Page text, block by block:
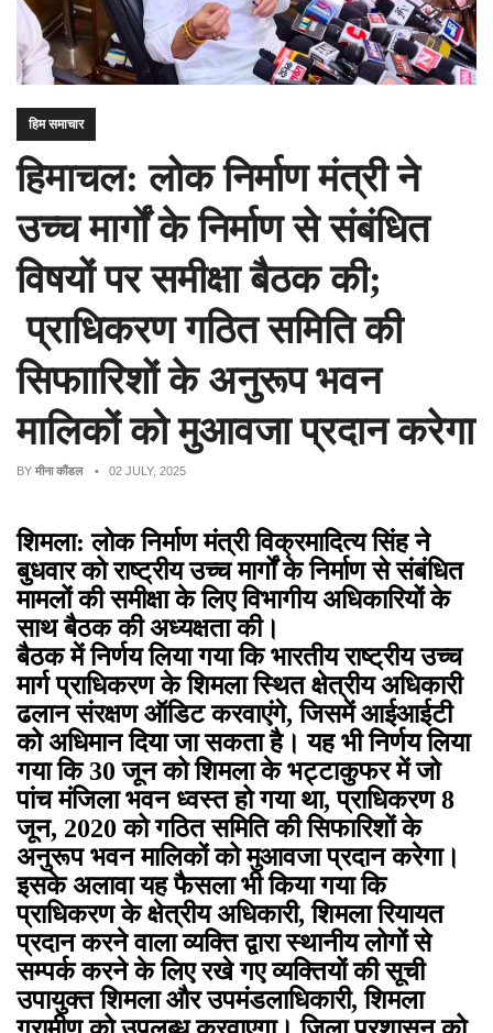
हिम समाचार
हिमाचल: लोक निर्माण मंत्री ने
उच्च मार्गों के निर्माण से संबंधित
विषयों पर समीक्षा बैठक की;
प्राधिकरण गठित समिति की
सिफाारिशों के अनुरूप भवन
मालिकों को मुआवजा प्रदान करेगा
BY मीना कौंडल • 02 JULY, 2025
शिमला: लोक निर्माण मंत्री विक्रमादित्य सिंह ने
बुधवार को राष्ट्रीय उच्च मार्गों के निर्माण से संबंधित
मामलों की समीक्षा के लिए विभागीय अधिकारियों के
साथ बैठक की अध्यक्षता की।
बैठक में निर्णय लिया गया कि भारतीय राष्ट्रीय उच्च
मार्ग प्राधिकरण के शिमला स्थित क्षेत्रीय अधिकारी
ढलान संरक्षण ऑडिट करवाएंगे, जिसमें आईआईटी
को अधिमान दिया जा सकता है। यह भी निर्णय लिया
गया कि 30 जून को शिमला के भट्टाकुफर में जो
पांच मंजिला भवन ध्वस्त हो गया था, प्राधिकरण 8
जून, 2020 को गठित समिति की सिफारिशों के
अनुरूप भवन मालिकों को मुआवजा प्रदान करेगा।
इसके अलावा यह फैसला भी किया गया कि
प्राधिकरण के क्षेत्रीय अधिकारी, शिमला रियायत
प्रदान करने वाला व्यक्ति द्वारा स्थानीय लोगों से
सम्पर्क करने के लिए रखे गए व्यक्तियों की सूची
उपायुक्त शिमला और उपमंडलाधिकारी, शिमला